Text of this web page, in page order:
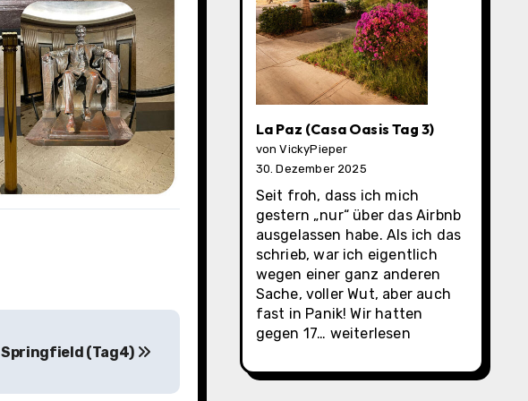
Springfield (Tag4)
La Paz (Casa Oasis Tag 3)
von VickyPieper
30. Dezember 2025
Seit froh, dass ich mich
gestern „nur“ über das Airbnb
ausgelassen habe. Als ich das
schrieb, war ich eigentlich
wegen einer ganz anderen
Sache, voller Wut, aber auch
fast in Panik! Wir hatten
gegen 17… La
(Casa
weiterlesen